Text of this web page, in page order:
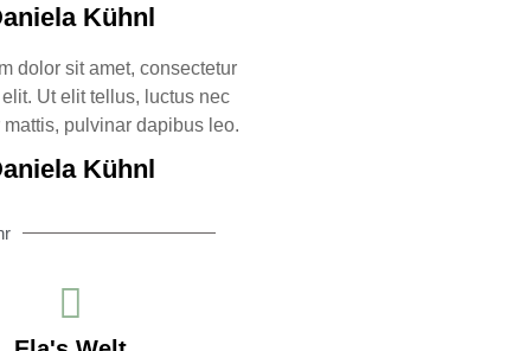
Kühnl
dolor sit amet, consectetur
Ut elit tellus, luctus nec
pulvinar dapibus leo.
Kühnl